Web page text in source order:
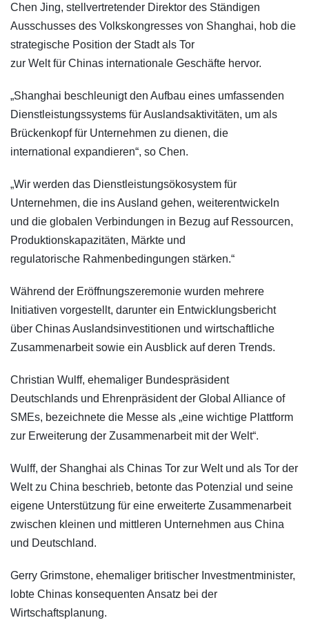
Chen Jing, stellvertretender Direktor des Ständigen
Ausschusses des Volkskongresses von Shanghai, hob die
strategische Position der Stadt als Tor
zur Welt für Chinas internationale Geschäfte hervor.
„Shanghai beschleunigt den Aufbau eines umfassenden
Dienstleistungssystems für Auslandsaktivitäten, um als
Brückenkopf für Unternehmen zu dienen, die
international expandieren“, so Chen.
„Wir werden das Dienstleistungsökosystem für
Unternehmen, die ins Ausland gehen, weiterentwickeln
und die globalen Verbindungen in Bezug auf Ressourcen,
Produktionskapazitäten, Märkte und
regulatorische Rahmenbedingungen stärken.“
Während der Eröffnungszeremonie wurden mehrere
Initiativen vorgestellt, darunter ein Entwicklungsbericht
über Chinas Auslandsinvestitionen und wirtschaftliche
Zusammenarbeit sowie ein Ausblick auf deren Trends.
Christian Wulff, ehemaliger Bundespräsident
Deutschlands und Ehrenpräsident der Global Alliance of
SMEs, bezeichnete die Messe als „eine wichtige Plattform
zur Erweiterung der Zusammenarbeit mit der Welt“.
Wulff, der Shanghai als Chinas Tor zur Welt und als Tor der
Welt zu China beschrieb, betonte das Potenzial und seine
eigene Unterstützung für eine erweiterte Zusammenarbeit
zwischen kleinen und mittleren Unternehmen aus China
und Deutschland.
Gerry Grimstone, ehemaliger britischer Investmentminister,
lobte Chinas konsequenten Ansatz bei der
Wirtschaftsplanung.